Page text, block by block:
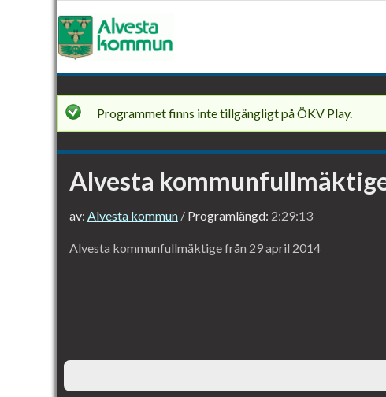
ALVESTA
KOMMUNFULLMÄKTIGE
-
29
APRIL
2014
Programmet finns inte tillgängligt på ÖKV Play.
Alvesta
av: Alvesta kommun Programlängd: 2:29:13
Alvesta kommunfullmäktige från 29 april 2014